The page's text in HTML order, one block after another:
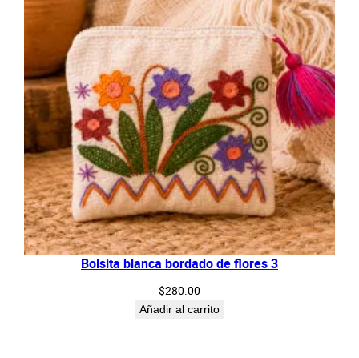
Bolsita blanca bordado de flores 3
$280.00
Añadir al carrito